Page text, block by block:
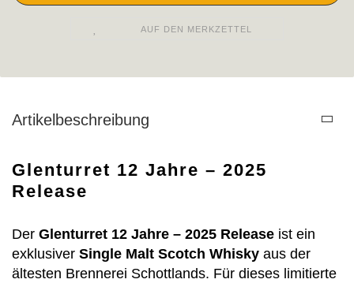
AUF DEN MERKZETTEL
Artikelbeschreibung
Glenturret 12 Jahre – 2025
Release
Der Glenturret 12 Jahre – 2025 Release ist ein
exklusiver Single Malt Scotch Whisky aus der
ältesten Brennerei Schottlands. Für dieses limitierte